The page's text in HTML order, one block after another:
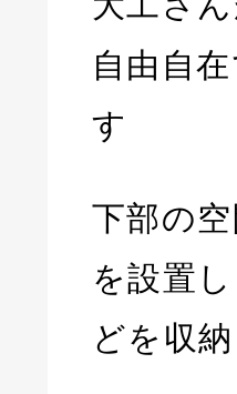
自由自
す
下部の
を設置
どを収